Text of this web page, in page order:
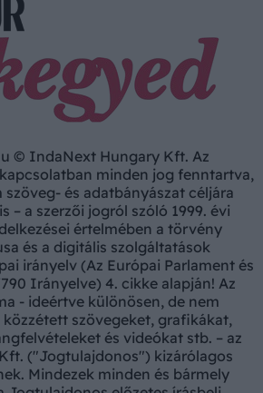
© IndaNext Hungary Kft. Az
minden jog fenntartva,
és adatbányászat céljára
– a szerzői jogról szóló 1999. évi
értelmében a törvény
és a digitális szolgáltatások
irányelv (Az Európai Parlament és
Irányelve) 4. cikke alapján! Az
- ideértve különösen, de nem
közzétett szövegeket, grafikákat,
és videókat stb. – az
("Jogtulajdonos") kizárólagos
Mindezek minden és bármely